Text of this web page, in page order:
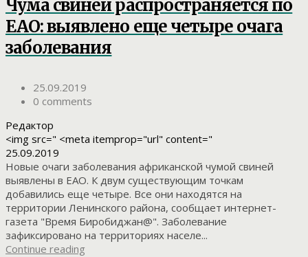
Чума свиней распространяется по
ЕАО: выявлено еще четыре очага
заболевания
25.09.2019
0 comments
Редактор
<img src=" <meta itemprop="url" content="
25.09.2019
Новые очаги заболевания африканской чумой свиней
выявлены в ЕАО. К двум существующим точкам
добавились еще четыре. Все они находятся на
территории Ленинского района, сообщает интернет-
газета "Время Биробиджан@". Заболевание
зафиксировано на территориях населе...
Continue reading